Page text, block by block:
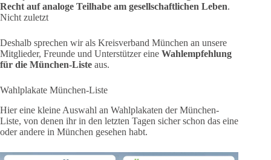
Recht auf analoge Teilhabe am gesellschaftlichen Leben.
Nicht zuletzt
Deshalb sprechen wir als Kreisverband München an unsere
Mitglieder, Freunde und Unterstützer eine Wahlempfehlung
für die München-Liste aus.
Wahlplakate München-Liste
Hier eine kleine Auswahl an Wahlplakaten der München-
Liste, von denen ihr in den letzten Tagen sicher schon das eine
oder andere in München gesehen habt.